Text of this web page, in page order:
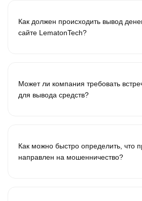
Как должен происходить вывод
сайте LematonTech?
Может ли компания требовать
для вывода средств?
Как можно быстро определить, что
направлен на мошенничество?